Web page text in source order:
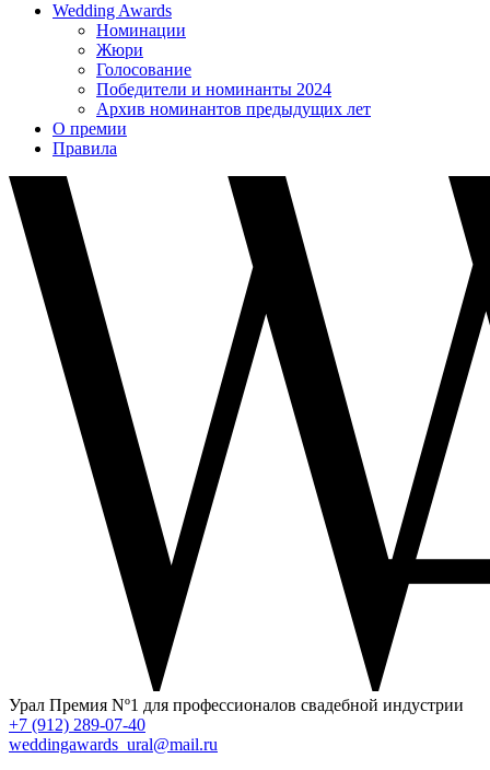
Wedding Awards
Номинации
Жюри
Голосование
Победители и номинанты 2024
Архив номинантов предыдущих лет
О премии
Правила
Урал Премия Nº1 для профессионалов свадебной индустрии
+7 (912) 289-07-40
weddingawards_ural@mail.ru